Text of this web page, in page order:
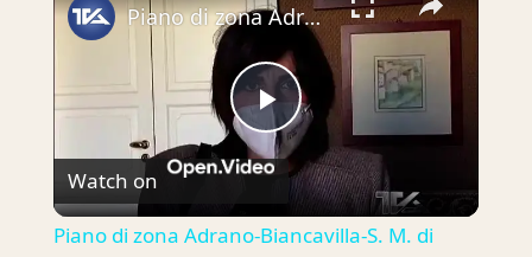
Play
Video
Piano di zona Adrano-Biancavilla-S. M. di Licodia. Interventi per 450mila euro in ambito socio-sanit
Watch on
Piano di zona Adrano-Biancavilla-S. M. di